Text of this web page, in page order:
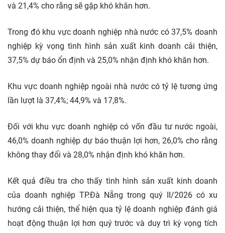
và 21,4% cho rằng sẽ gặp khó khăn hơn.
Trong đó khu vực doanh nghiệp nhà nước có 37,5% doanh
nghiệp kỳ vọng tình hình sản xuất kinh doanh cải thiện,
37,5% dự báo ổn định và 25,0% nhận định khó khăn hơn.
Khu vực doanh nghiệp ngoài nhà nước có tỷ lệ tương ứng
lần lượt là 37,4%; 44,9% và 17,8%.
Đối với khu vực doanh nghiệp có vốn đầu tư nước ngoài,
46,0% doanh nghiệp dự báo thuận lợi hơn, 26,0% cho rằng
không thay đổi và 28,0% nhận định khó khăn hơn.
Kết quả điều tra cho thấy tình hình sản xuất kinh doanh
của doanh nghiệp TP.Đà Nẵng trong quý II/2026 có xu
hướng cải thiện, thể hiện qua tỷ lệ doanh nghiệp đánh giá
hoạt động thuận lợi hơn quý trước và duy trì kỳ vọng tích